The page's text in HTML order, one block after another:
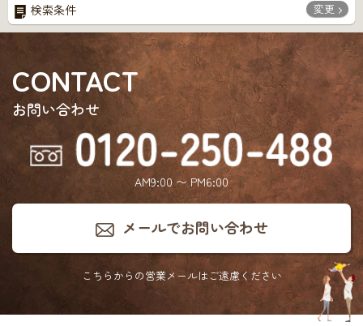
検索条件 変更
CONTACT
お問い合わせ
AM9:00 〜 PM6:00
メールでお問い合わせ
こちらからの営業メールはご遠慮ください